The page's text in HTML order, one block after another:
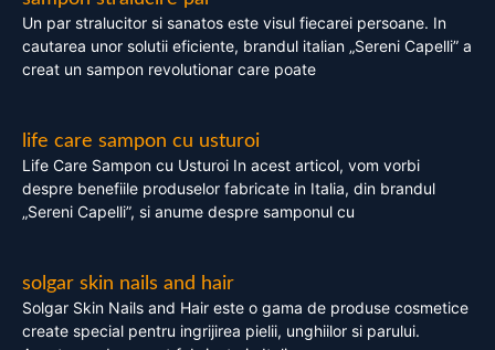
Un par stralucitor si sanatos este visul fiecarei persoane. In
cautarea unor solutii eficiente, brandul italian „Sereni Capelli” a
creat un sampon revolutionar care poate
life care sampon cu usturoi
Life Care Sampon cu Usturoi In acest articol, vom vorbi
despre benefiile produselor fabricate in Italia, din brandul
„Sereni Capelli”, si anume despre samponul cu
solgar skin nails and hair
Solgar Skin Nails and Hair este o gama de produse cosmetice
create special pentru ingrijirea pielii, unghiilor si parului.